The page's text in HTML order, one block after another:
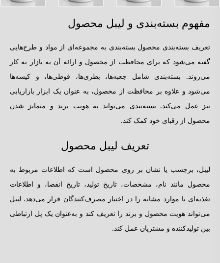
مفهوم بسته‌بندی و لیبل محصول
تعریف بسته‌بندی محصول بسته‌بندی به مجموعه‌ای از مواد و طرح‌هایی
گفته می‌شود که برای محافظت از محصول و ارائه آن به بازار به کار
می‌روند. بسته‌بندی شامل جعبه‌ها، بطری‌ها، قوطی‌ها، و کیسه‌ها
می‌شود و علاوه بر محافظت از محصول، به عنوان یک ابزار بازاریابی
نیز عمل می‌کند. بسته‌بندی می‌تواند به هویت برند و متمایز شدن
محصول از رقبای خود کمک کند.
تعریف لیبل محصول
لیبل، برچسب یا نشان بر روی محصول است که اطلاعات مربوط به
محصول مانند نام، مشخصات، تاریخ تولید، تاریخ انقضا، و اطلاعات
تغذیه‌ای یا موارد مشابه را در اختیار مصرف‌کنندگان قرار می‌دهد. لیبل
می‌تواند هویت محصول و برند را تعریف کند و به‌عنوان یک پل ارتباطی
بین تولیدکننده و مشتریان عمل کند.